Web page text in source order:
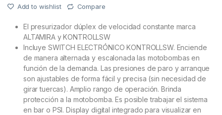
Add to wishlist Compare
El presurizador dúplex de velocidad constante marca
ALTAMIRA y KONTROLLSW
Incluye SWITCH ELECTRÓNICO KONTROLLSW. Enciende
de manera alternada y escalonada las motobombas en
función de la demanda. Las presiones de paro y arranque
son ajustables de forma fácil y precisa (sin necesidad de
girar tuercas). Amplio rango de operación. Brinda
protección a la motobomba. Es posible trabajar el sistema
en bar o PSI. Display digital integrado para visualizar en